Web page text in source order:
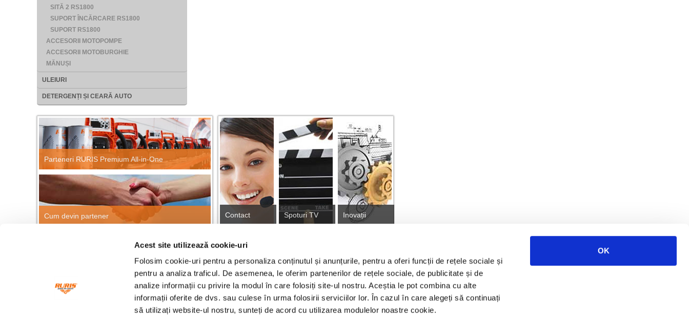
Acest site utilizează cookie-uri
Folosim cookie-uri pentru a personaliza conținutul și anunțurile, pentru a oferi funcții de rețele sociale și
pentru a analiza traficul. De asemenea, le oferim partenerilor de rețele sociale, de publicitate și de
analize informații cu privire la modul în care folosiți site-ul nostru. Aceștia le pot combina cu alte
informații oferite de dvs. sau culese în urma folosirii serviciilor lor. În cazul în care alegeți să continuați
să utilizați website-ul nostru, sunteți de acord cu utilizarea modulelor noastre cookie.
OK
SITĂ 2 RS1800
SUPORT ÎNCĂRCARE RS1800
SUPORT RS1800
ACCESORII MOTOPOMPE
ACCESORII MOTOBURGHIE
MĂNUȘI
ULEIURI
DETERGENȚI ȘI CEARĂ AUTO
Parteneri RURIS Premium All-in-One
Cum devin partener Contact Spoturi TV Inovații
CĂUTARE RAPIDĂ PRODUSE
Caută
Fonduri europene Angajari proiect Tranzitie Justa Franciză RURIS GDPR Cookies Cariere